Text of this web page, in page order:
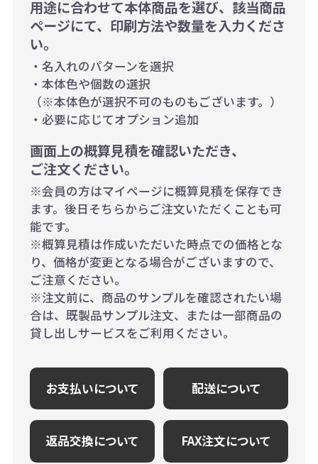
用途に合わせて本体商品を選び、該当商品
ページにて、印刷方法や数量を入力くださ
い。
・名入れのパターンを選択
・本体色や個数の選択
（※本体色が選択不可のものもございます。）
・必要に応じてオプション追加
画面上の概算見積を確認いただき、
ご注文ください。
※会員の方はマイページに概算見積を保存でき
ます。後日そちらからご注文いただくことも可
能です。
※概算見積は作成いただいた時点での価格とな
り、価格が変更となる場合がございますので、
ご注意ください。
※注文前に、商品のサンプルを確認されたい場
合は、既製品サンプル注文、または一部商品の
貸し出しサービスをご利用ください。
お支払いについて 配送について
返品交換について FAX注文について